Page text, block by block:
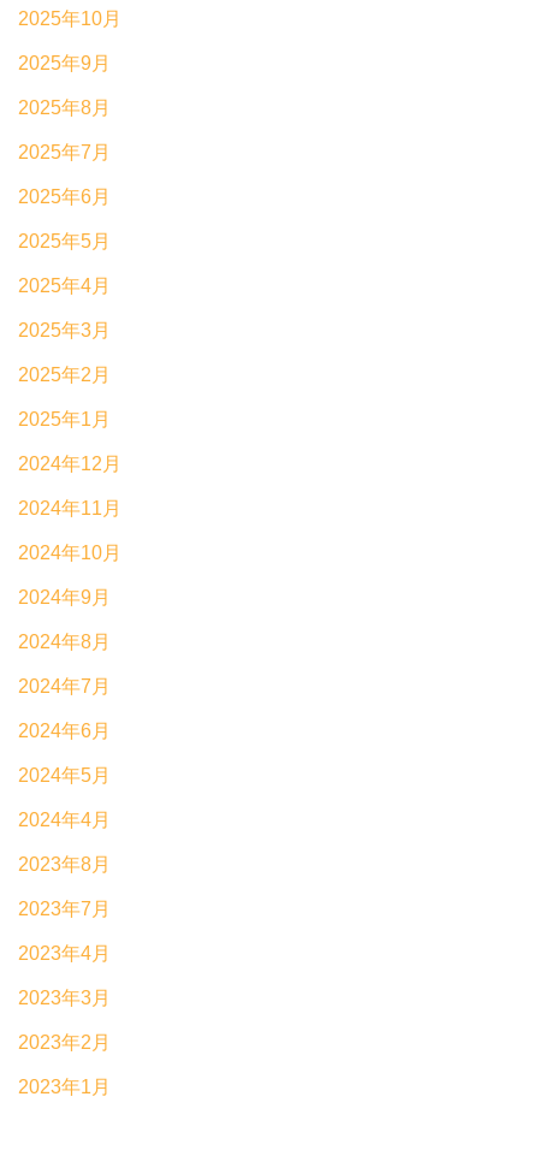
2025年10月
2025年9月
2025年8月
2025年7月
2025年6月
2025年5月
2025年4月
2025年3月
2025年2月
2025年1月
2024年12月
2024年11月
2024年10月
2024年9月
2024年8月
2024年7月
2024年6月
2024年5月
2024年4月
2023年8月
2023年7月
2023年4月
2023年3月
2023年2月
2023年1月